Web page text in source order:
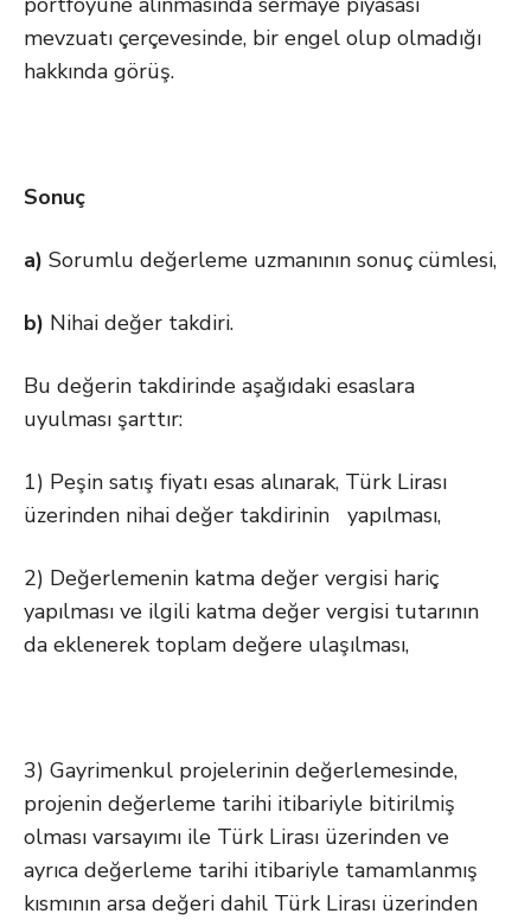
mevzuatı çerçevesinde, bir engel olup olmadığı
hakkında görüş.
Sonuç
a) Sorumlu değerleme uzmanının sonuç cümlesi,
b) Nihai değer takdiri.
Bu değerin takdirinde aşağıdaki esaslara
uyulması şarttır:
1) Peşin satış fiyatı esas alınarak, Türk Lirası
üzerinden nihai değer takdirinin yapılması,
2) Değerlemenin katma değer vergisi hariç
yapılması ve ilgili katma değer vergisi tutarının
da eklenerek toplam değere ulaşılması,
3) Gayrimenkul projelerinin değerlemesinde,
projenin değerleme tarihi itibariyle bitirilmiş
olması varsayımı ile Türk Lirası üzerinden ve
ayrıca değerleme tarihi itibariyle tamamlanmış
kısmının arsa değeri dahil Türk Lirası üzerinden